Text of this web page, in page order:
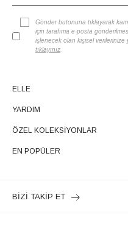
Gönder butonuna tıklayarak
için tarafıma e-posta
işlenecek olan kişisel verilerinize
tıklayınız
ELLE
YARDIM
ÖZEL KOLEKSİYONLAR
EN POPÜLER
BİZİ TAKİP ET